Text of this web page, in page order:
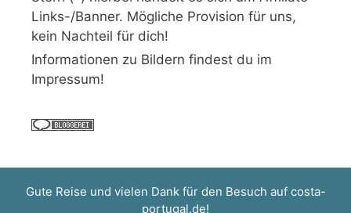
Links-/Banner. Mögliche Provision für uns,
kein Nachteil für dich!
Informationen zu Bildern findest du im
Impressum!
Gute Reise und vielen Dank für den Besuch auf costa-
portugal.de!